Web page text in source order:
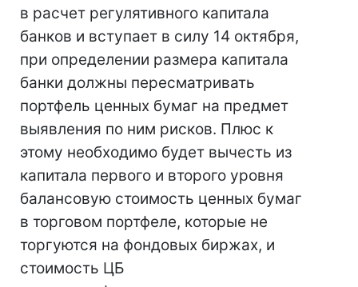
в расчет регулятивного капитала
банков и вступает в силу 14 октября,
при определении размера капитала
банки должны пересматривать
портфель ценных бумаг на предмет
выявления по ним рисков. Плюс к
этому необходимо будет вычесть из
капитала первого и второго уровня
балансовую стоимость ценных бумаг
в торговом портфеле, которые не
торгуются на фондовых биржах, и
стоимость ЦБ